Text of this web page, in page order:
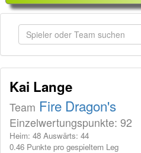
Spieler oder Team suchen
Kai Lange
Team Fire Dragon's
Einzelwertungspunkte: 92
Heim: 48 Auswärts: 44
0.46 Punkte pro gespieltem Leg